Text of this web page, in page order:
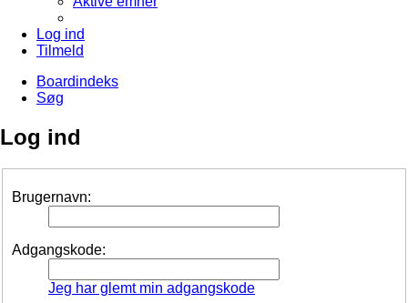
Log ind
Tilmeld
Boardindeks
Søg
Log ind
Brugernavn:
Adgangskode:
Jeg har glemt min adgangskode